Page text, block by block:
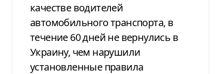
качестве водителей
автомобильного транспорта, в
течение 60 дней не вернулись в
Украину, чем нарушили
установленные правила